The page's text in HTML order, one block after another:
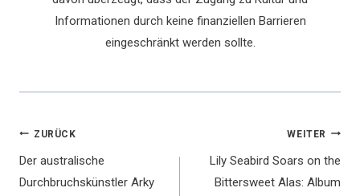
Informationen durch keine finanziellen Barrieren
eingeschränkt werden sollte.
Beitragsnavigation
ZURÜCK
Der australische
Durchbruchskünstler Arky
WEITER
Lily Seabird Soars on the
Bittersweet Alas: Album